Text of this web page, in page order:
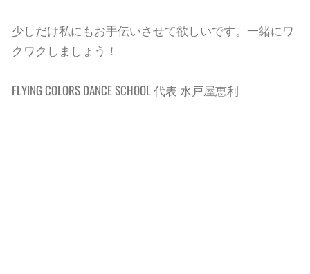
少しだけ私にもお手伝いさせて欲しいです。一緒にワ
クワクしましょう！
FLYING COLORS DANCE SCHOOL 代表 水戸屋恵利